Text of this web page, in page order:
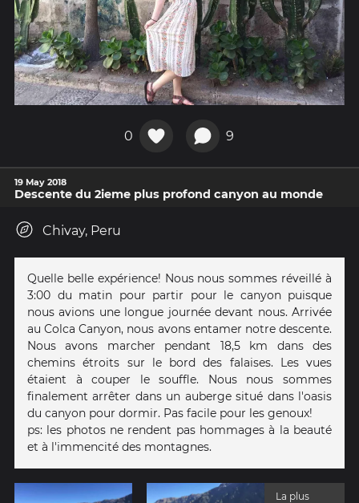
0 9
19 May 2018
Descente du 2ieme plus profond canyon au monde
Chivay, Peru
Quelle belle expérience! Nous nous sommes réveillé à
3:00 du matin pour partir pour le canyon puisque
nous avions une longue journée devant nous. Arrivée
au Colca Canyon, nous avons entamer notre descente.
Nous avons marcher pendant 18,5 km dans des
chemins étroits sur le bord des falaises. Les vues
étaient à couper le souffle. Nous nous sommes
finalement arrêter dans un auberge situé dans l'oasis
du canyon pour dormir. Pas facile pour les genoux!
ps: les photos ne rendent pas hommages à la beauté
et à l'immencité des montagnes.
La plus